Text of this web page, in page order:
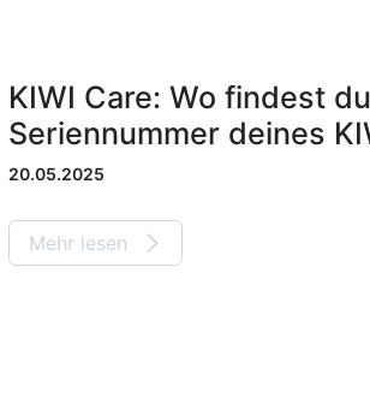
KIWI Care: Wo findest
Seriennummer deines
20.05.2025
Mehr lesen